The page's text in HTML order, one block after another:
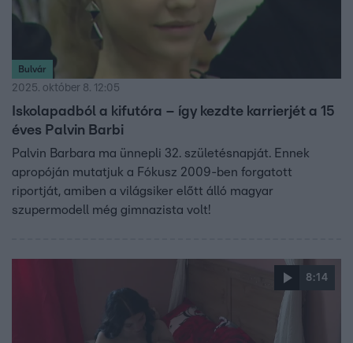
Bulvár
2025. október 8. 12:05
Iskolapadból a kifutóra – így kezdte karrierjét a 15
éves Palvin Barbi
Palvin Barbara ma ünnepli 32. születésnapját. Ennek
apropóján mutatjuk a Fókusz 2009-ben forgatott
riportját, amiben a világsiker előtt álló magyar
szupermodell még gimnazista volt!
8:14